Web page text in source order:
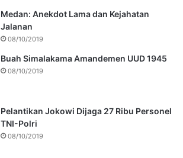
Medan: Anekdot Lama dan Kejahatan
Jalanan
08/10/2019
Buah Simalakama Amandemen UUD 1945
08/10/2019
Pelantikan Jokowi Dijaga 27 Ribu Personel
TNI-Polri
08/10/2019